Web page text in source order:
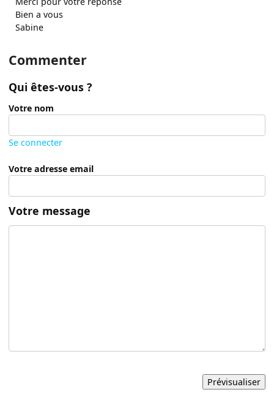
Bien a vous
Sabine
Commenter
Qui êtes-vous ?
Votre nom
Se connecter
Votre adresse email
Votre message